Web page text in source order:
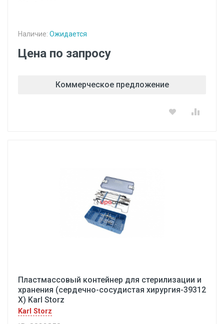
Наличие: Ожидается
Цена по запросу
Коммерческое предложение
Пластмассовый контейнер для стерилизации и
хранения (сердечно-сосудистая хирургия-39312
X) Karl Storz
Karl Storz